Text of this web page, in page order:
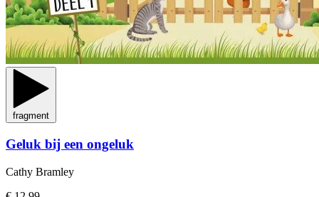
fragment
Geluk bij een ongeluk
Cathy Bramley